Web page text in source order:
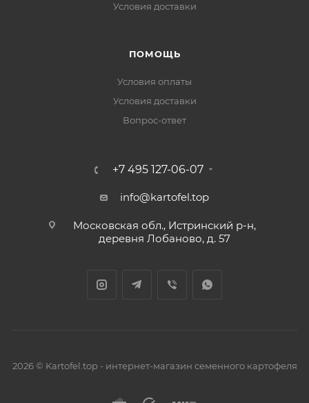
Условия доставки
ПОМОЩЬ
Условия оплаты
Условия доставки
Вопрос-ответ
+7 495 127-06-07
info@kartofel.top
Московская обл., Истринский р-н,
деревня Лобаново, д. 57
2026 © Kartofel.top - интернет-магазин семенного картофеля